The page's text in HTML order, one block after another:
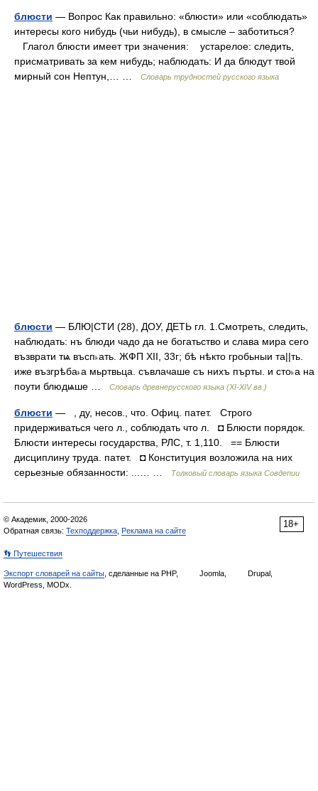
блюсти — Вопрос Как правильно: «блюсти» или «соблюдать»
интересы кого нибудь (чьи нибудь), в смысле – заботиться?
Глагол блюсти имеет три значения: устарелое: следить,
присматривать за кем нибудь; наблюдать: И да блюдут твой
мирный сон Нептун,… …
Словарь трудностей русского языка
блюсти — БЛЮ|СТИ (28), ДОУ, ДЕТЬ гл. 1.Смотреть, следить,
наблюдать: нъ блюди чадо да не богатьство и слава мира сего
възврати тѩ въсп˫ать. ЖФП XII, 33г; бѣ нѣкто гробьныи та||ть.
иже възгрѣба˫а мьртвьца. съвлачаше съ нихъ пърты. и сто˫а на
поути блюдѩше …
Словарь древнерусского языка (XI-XIV вв.)
блюсти — , ду, несов., что. Офиц. патет. Строго
придерживаться чего л., соблюдать что л. ◘ Блюсти порядок.
Блюсти интересы государства, РЛС, т. 1,110. == Блюсти
дисциплину труда. патет. ◘ Конституция возложила на них
серьезные обязанности: ...… …
Толковый словарь языка Совдепии
18+
© Академик, 2000-2026
Обратная связь: Техподдержка Реклама на сайте
👣 Путешествия
Экспорт словарей на сайты , сделанные на PHP, Joomla,
Drupal,
WordPress, MODx.